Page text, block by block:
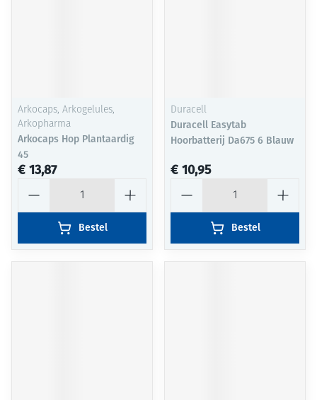
Arkocaps, Arkogelules,
Arkopharma
Arkocaps Hop Plantaardig
45
€ 13,87
Bestel
Duracell
Duracell Easytab
Hoorbatterij Da675 6 Blauw
€ 10,95
Bestel